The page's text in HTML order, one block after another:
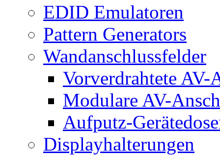
EDID Emulatoren
Pattern Generators
Wandanschlussfelder
Vorverdrahtete AV-
Modulare AV-
Aufputz-
Displayhalterungen